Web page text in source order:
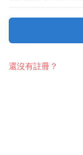
還沒有註冊？